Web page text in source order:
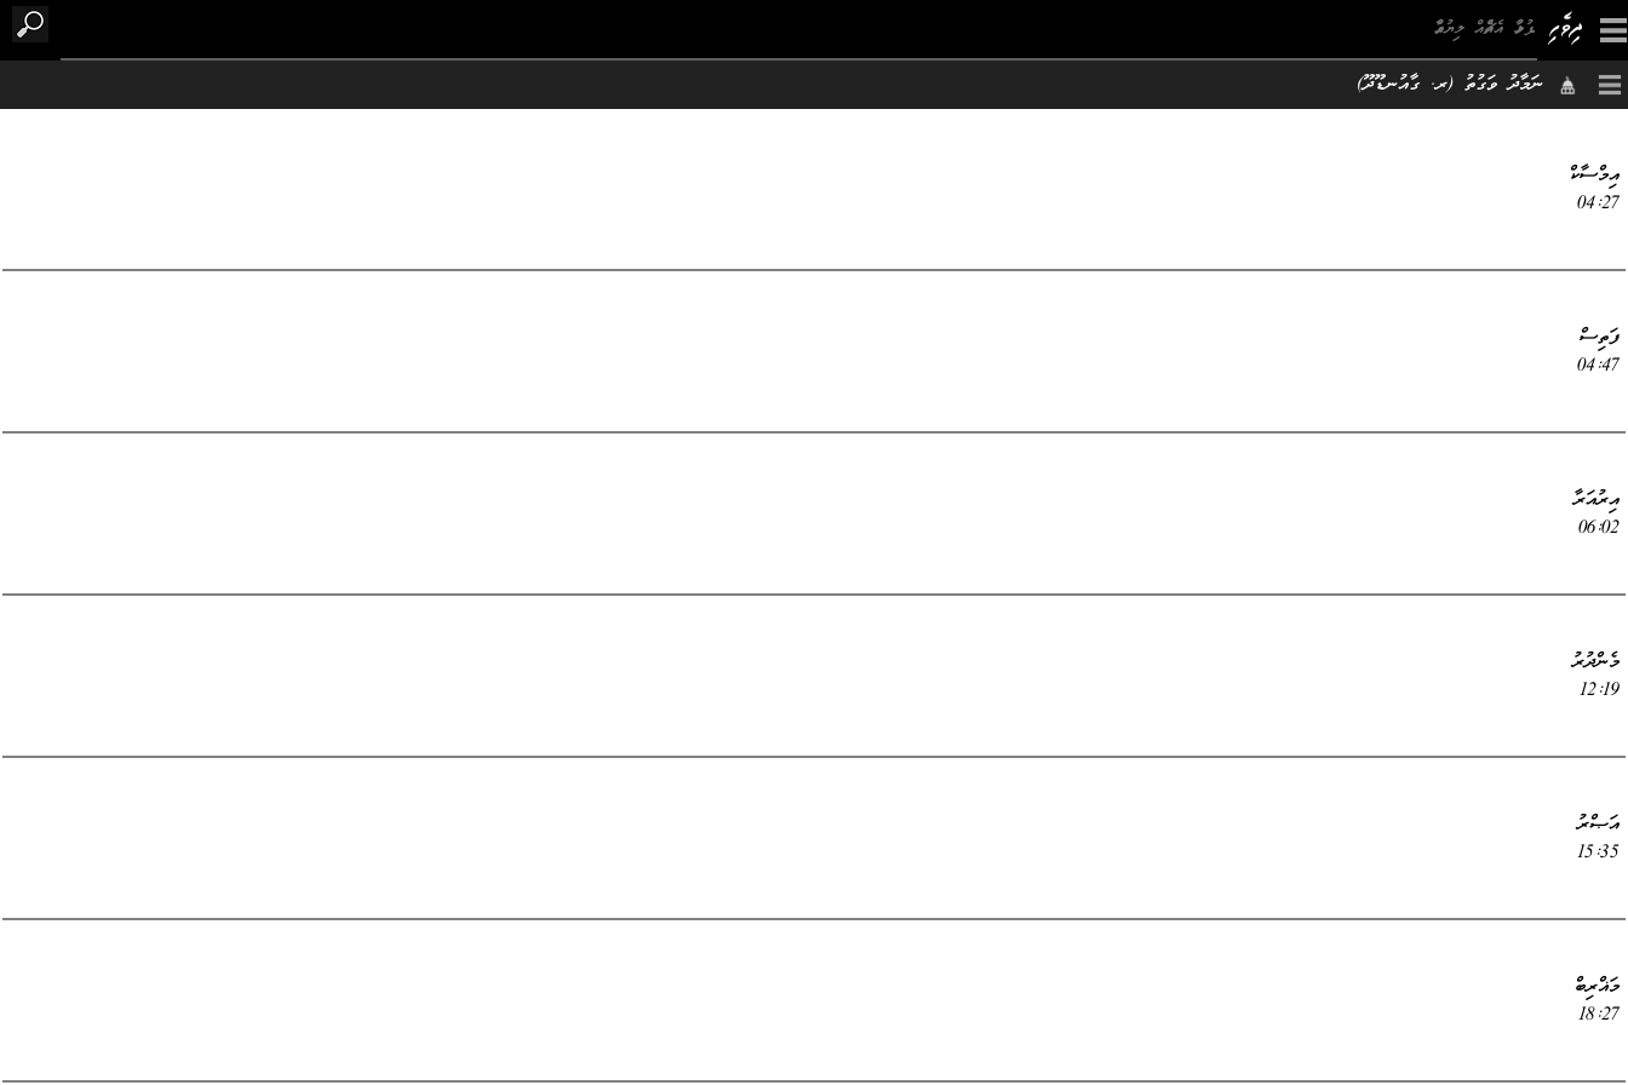
×
ނަމާދު ވަގުތު (ރ. ގާއުނޑޫދޫ)
އިމްސާކް
04:27
ފަތިސް
04:47
އިރުއަރާ
06:02
މެންދުރު
12:19
އަޞްރު
15:35
މަޣްރިބް
18:27